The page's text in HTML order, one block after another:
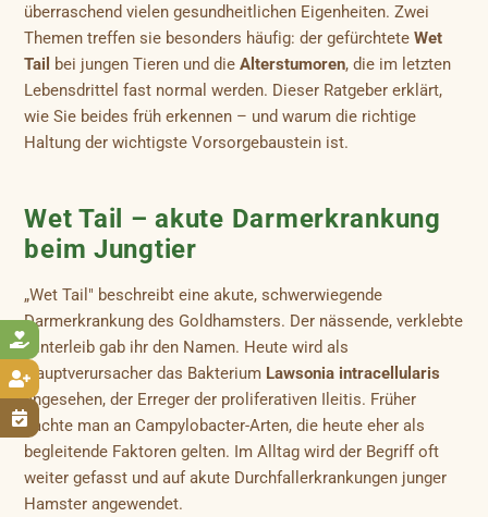



überraschend vielen gesundheitlichen Eigenheiten. Zwei
Themen treffen sie besonders häufig: der gefürchteteWet
Tail
bei jungen Tieren und dieAlterstumoren, die im letzten
Lebensdrittel fast normal werden. Dieser Ratgeber erklärt,
wie Sie beides früh erkennen – und warum die richtige
Haltung der wichtigste Vorsorgebaustein ist.
Wet Tail – akute Darmerkrankung
beim Jungtier
„Wet Tail" beschreibt eine akute, schwerwiegende
Darmerkrankung des Goldhamsters. Der nässende, verklebte
Hinterleib gab ihr den Namen. Heute wird als
Hauptverursacher das Bakterium Lawsonia intracellularis
angesehen, der Erreger der proliferativen Ileitis. Früher
dachte man an Campylobacter-Arten, die heute eher als
begleitende Faktoren gelten. Im Alltag wird der Begriff oft
weiter gefasst und auf akute Durchfallerkrankungen junger
Hamster angewendet.